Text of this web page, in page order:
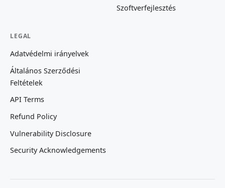
Szoftverfejlesztés
LEGAL
Adatvédelmi irányelvek
Általános Szerződési
Feltételek
API Terms
Refund Policy
Vulnerability Disclosure
Security Acknowledgements